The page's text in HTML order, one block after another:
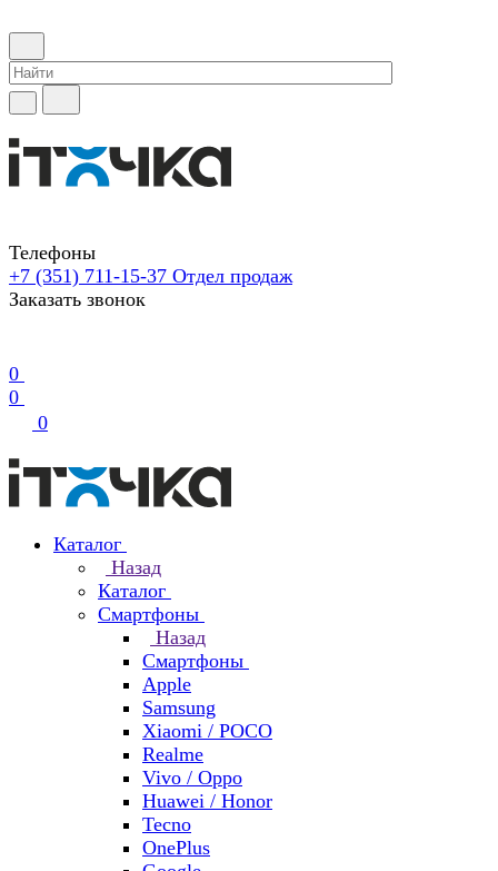
Телефоны
+7 (351) 711-15-37 Отдел продаж
Заказать звонок
0
0
0
Каталог
Назад
Каталог
Смартфоны
Назад
Смартфоны
Apple
Samsung
Xiaomi / POCO
Realme
Vivo / Oppo
Huawei / Honor
Tecno
OnePlus